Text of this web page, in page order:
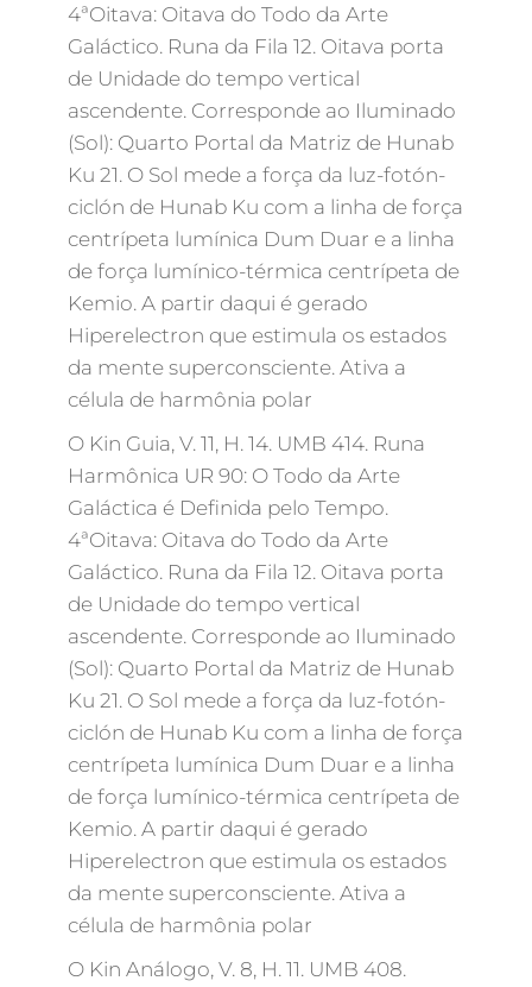
4ªOitava: Oitava do Todo da Arte
Galáctico. Runa da Fila 12. Oitava porta
de Unidade do tempo vertical
ascendente. Corresponde ao Iluminado
(Sol): Quarto Portal da Matriz de Hunab
Ku 21. O Sol mede a força da luz-fotón-
ciclón de Hunab Ku com a linha de força
centrípeta lumínica Dum Duar e a linha
de força lumínico-térmica centrípeta de
Kemio. A partir daqui é gerado
Hiperelectron que estimula os estados
da mente superconsciente. Ativa a
célula de harmônia polar
O Kin Guia, V. 11, H. 14. UMB 414. Runa
Harmônica UR 90: O Todo da Arte
Galáctica é Definida pelo Tempo.
4ªOitava: Oitava do Todo da Arte
Galáctico. Runa da Fila 12. Oitava porta
de Unidade do tempo vertical
ascendente. Corresponde ao Iluminado
(Sol): Quarto Portal da Matriz de Hunab
Ku 21. O Sol mede a força da luz-fotón-
ciclón de Hunab Ku com a linha de força
centrípeta lumínica Dum Duar e a linha
de força lumínico-térmica centrípeta de
Kemio. A partir daqui é gerado
Hiperelectron que estimula os estados
da mente superconsciente. Ativa a
célula de harmônia polar
O Kin Análogo, V. 8, H. 11. UMB 408.